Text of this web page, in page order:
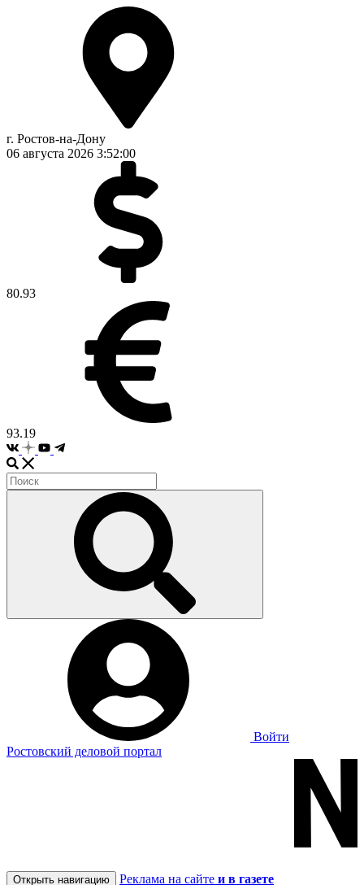
г. Ростов-на-Дону
06 августа 2026 3:52:00
80.93
93.19
Войти
Ростовский деловой портал
Открыть навигацию Реклама на сайте и в газете